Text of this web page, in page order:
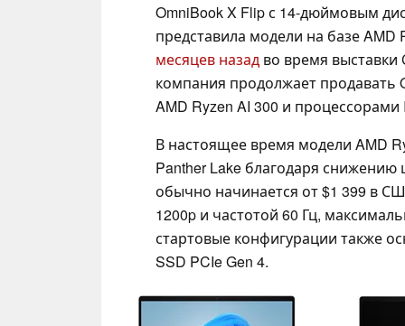
OmniBook X Flip с 14-дюймовым
представила модели на базе AMD
месяцев назад во время выставки
компания продолжает продавать
AMD Ryzen AI 300 и процессорами
В настоящее время модели AMD
Panther Lake благодаря
обычно начинается от $1 399 в
1200p и частотой 60 Гц,
стартовые конфигурации также
SSD PCIe Gen 4.